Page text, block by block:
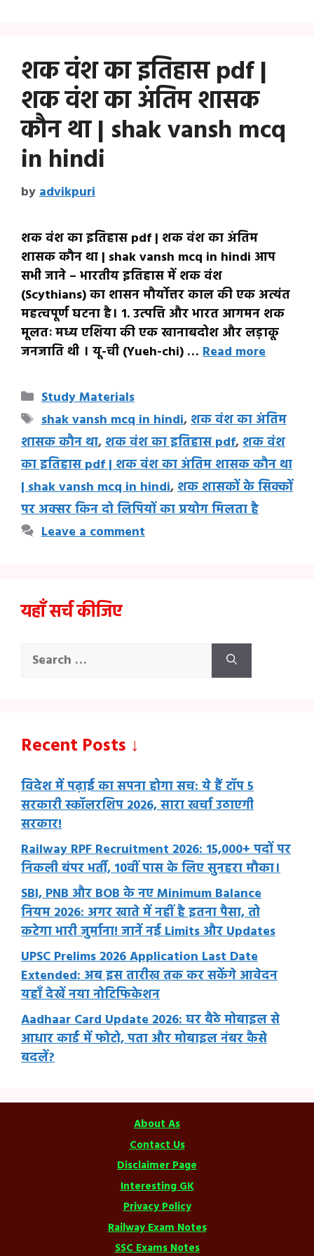
शक वंश का इतिहास pdf |
शक वंश का अंतिम शासक
कौन था | shak vansh mcq
in hindi
byadvikpuri
शक वंश का इतिहास pdf | शक वंश का अंतिम
शासक कौन था | shak vansh mcq in hindi आप
सभी जाने – भारतीय इतिहास में शक वंश
(Scythians) का शासन मौर्योत्तर काल की एक अत्यंत
महत्वपूर्ण घटना है। 1. उत्पत्ति और भारत आगमन शक
मूलतः मध्य एशिया की एक खानाबदोश और लड़ाकू
जनजाति थी । यू-ची (Yueh-chi) … Read more
Categories
Study Materials
Tags
shak vansh mcq in hindi,शक वंश का अंतिम
शासक कौन था,शक वंश का इतिहास pdf,शक वंश
का इतिहास pdf | शक वंश का अंतिम शासक कौन था
| shak vansh mcq in hindi,शक शासकों के सिक्कों
पर अक्सर किन दो लिपियों का प्रयोग मिलता है
Leave a comment
यहाँ सर्च कीजिए
Search
Recent Posts ↓
विदेश में पढ़ाई का सपना होगा सच: ये हैं टॉप 5
सरकारी स्कॉलरशिप 2026, सारा खर्चा उठाएगी
सरकार!
Railway RPF Recruitment 2026: 15,000+ पदों पर
निकली बंपर भर्ती, 10वीं पास के लिए सुनहरा मौका।
SBI, PNB और BOB के नए Minimum Balance
नियम 2026: अगर खाते में नहीं है इतना पैसा, तो
कटेगा भारी जुर्माना! जानें नई Limits और Updates
UPSC Prelims 2026 Application Last Date
Extended: अब इस तारीख तक कर सकेंगे आवेदन
यहाँ देखें नया नोटिफिकेशन
Aadhaar Card Update 2026: घर बैठे मोबाइल से
आधार कार्ड में फोटो, पता और मोबाइल नंबर कैसे
बदलें?
About As
Contact Us
Disclaimer Page
Interesting GK
Privacy Policy
Railway Exam Notes
SSC Exams Notes